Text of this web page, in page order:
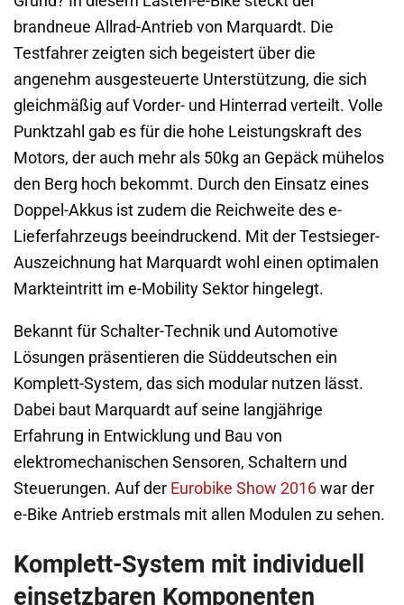
brandneue Allrad-Antrieb von Marquardt. Die
Testfahrer zeigten sich begeistert über die
angenehm ausgesteuerte Unterstützung, die sich
gleichmäßig auf Vorder- und Hinterrad verteilt. Volle
Punktzahl gab es für die hohe Leistungskraft des
Motors, der auch mehr als 50kg an Gepäck mühelos
den Berg hoch bekommt. Durch den Einsatz eines
Doppel-Akkus ist zudem die Reichweite des e-
Lieferfahrzeugs beeindruckend. Mit der Testsieger-
Auszeichnung hat Marquardt wohl einen optimalen
Markteintritt im e-Mobility Sektor hingelegt.
Bekannt für Schalter-Technik und Automotive
Lösungen präsentieren die Süddeutschen ein
Komplett-System, das sich modular nutzen lässt.
Dabei baut Marquardt auf seine langjährige
Erfahrung in Entwicklung und Bau von
elektromechanischen Sensoren, Schaltern und
Steuerungen. Auf der Eurobike Show 2016 war der
e-Bike Antrieb erstmals mit allen Modulen zu sehen.
Komplett-System mit individuell
einsetzbaren Komponenten